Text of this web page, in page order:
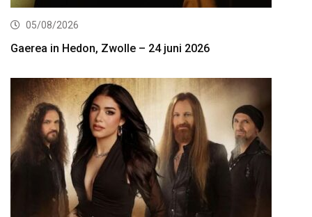
05/08/2026
Gaerea in Hedon, Zwolle – 24 juni 2026